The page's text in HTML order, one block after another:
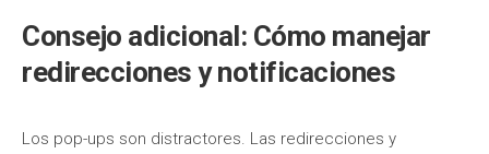
Consejo adicional: Cómo manejar
redirecciones y notificaciones
Los pop-ups son distractores. Las redirecciones y